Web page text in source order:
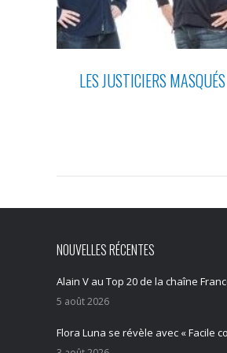
LES JUSTICIERS MASQUÉS
NOUVELLES RÉCENTES
Alain V au Top 20 de la chaîne
5 août 2026
Flora Luna se révèle avec « Facile